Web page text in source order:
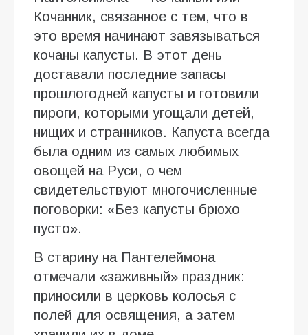
Кочанник, связанное с тем, что в
это время начинают завязываться
кочаны капусты. В этот день
доставали последние запасы
прошлогодней капусты и готовили
пироги, которыми угощали детей,
нищих и странников. Капуста всегда
была одним из самых любимых
овощей на Руси, о чем
свидетельствуют многочисленные
поговорки: «Без капусты брюхо
пусто».
В старину на Пантелеймона
отмечали «заживный» праздник:
приносили в церковь колосья с
полей для освящения, а затем